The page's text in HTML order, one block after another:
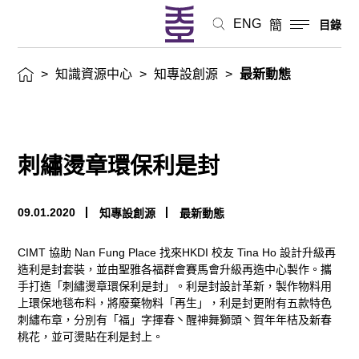
ENG 簡 目錄
> 知識資源中心 > 知專設創源 > 最新動態
刺繡燙章環保利是封
09.01.2020 知專設創源 最新動態
CIMT 協助 Nan Fung Place 找來HKDI 校友 Tina Ho 設計升級再
造利是封套裝，並由聖雅各福群會賽馬會升級再造中心製作。攜
手打造「刺繡燙章環保利是封」。利是封設計革新，製作物料用
上環保地毯布料，將廢棄物料「再生」，利是封更附有五款特色
刺繡布章，分別有「福」字揮春丶醒神舞獅頭丶賀年年桔及新春
桃花，並可燙貼在利是封上。